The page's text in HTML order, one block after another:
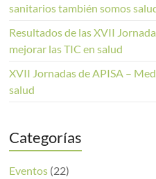
sanitarios también somos
Resultados de las XVII
mejorar las TIC en salud
XVII Jornadas de APISA –
salud
Categorías
Eventos (22)